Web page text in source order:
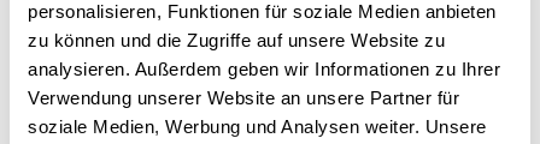
personalisieren, Funktionen für soziale Medien anbieten
zu können und die Zugriffe auf unsere Website zu
analysieren. Außerdem geben wir Informationen zu Ihrer
Verwendung unserer Website an unsere Partner für
soziale Medien, Werbung und Analysen weiter. Unsere
EINSTELLUNGEN ÄNDERN